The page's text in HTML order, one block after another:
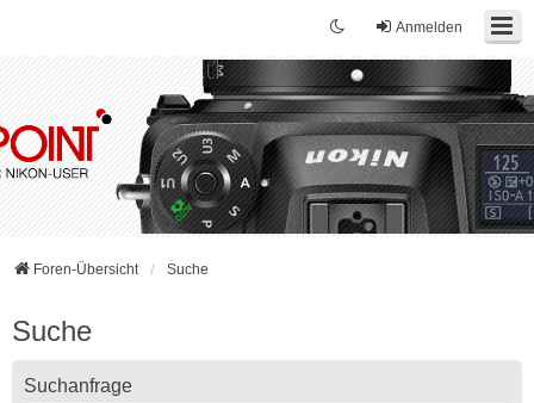
Anmelden
Foren-Übersicht Suche
Suche
Suchanfrage